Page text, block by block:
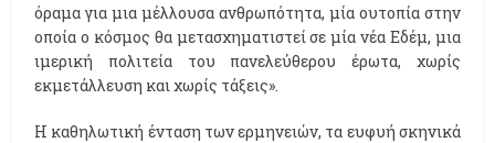
όραμα για μια μέλλουσα ανθρωπότητα, μία ουτοπία στην
οποία ο κόσμος θα μετασχηματιστεί σε μία νέα Εδέμ, μια
ιμερική πολιτεία του πανελεύθερου έρωτα, χωρίς
εκμετάλλευση και χωρίς τάξεις».
Η καθηλωτική ένταση των ερμηνειών, τα ευφυή σκηνικά